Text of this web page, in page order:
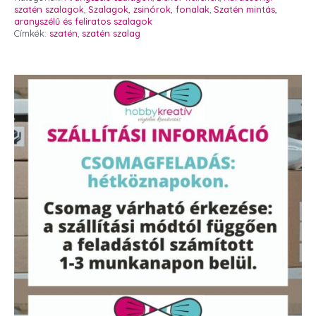
mennyiség
szatén szalagok Szalagok, zsinórok, fonalak Szatén mintás,
aranyszélű és feliratos szalagok
Címkék: szatén szatén szalag